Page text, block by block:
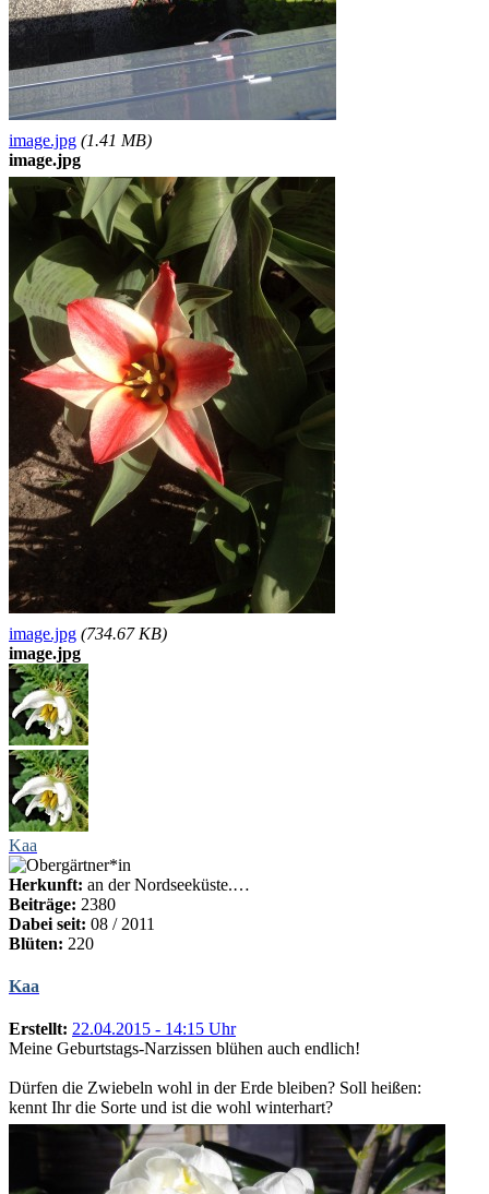
image.jpg (1.41 MB)
image.jpg
image.jpg (734.67 KB)
image.jpg
Kaa
Herkunft: an der Nordseeküste.…
Beiträge: 2380
Dabei seit: 08 / 2011
Blüten: 220
Kaa
Erstellt: 22.04.2015 - 14:15 Uhr
Meine Geburtstags-Narzissen blühen auch endlich!
Dürfen die Zwiebeln wohl in der Erde bleiben? Soll heißen:
kennt Ihr die Sorte und ist die wohl winterhart?